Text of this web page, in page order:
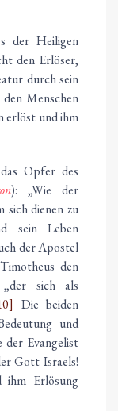
der Heiligen
den Erlöser,
durch sein
Menschen
erlöst und ihm
Opfer des
): „Wie der
sich dienen zu
sein Leben
der Apostel
den
sich als
Die beiden
und
der Evangelist
Gott Israels!
Erlösung